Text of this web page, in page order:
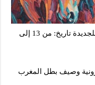
الدورة السابعة عشرة لمعرض الفرس للجديدة تاريخ: من 13 إلى
وصيف بطل المغرب